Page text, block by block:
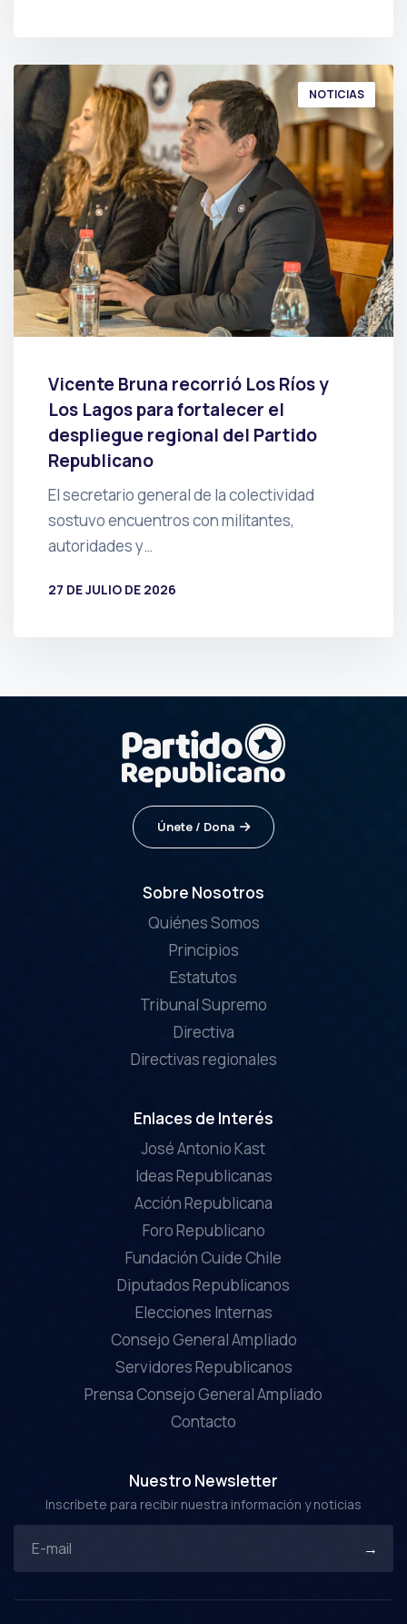
NOTICIAS
Vicente Bruna recorrió Los Ríos y
Los Lagos para fortalecer el
despliegue regional del Partido
Republicano
El secretario general de la colectividad
sostuvo encuentros con militantes,
autoridades y…
27 DE JULIO DE 2026
Únete / Dona
Sobre Nosotros
Quiénes Somos
Principios
Estatutos
Tribunal Supremo
Directiva
Directivas regionales
Enlaces de Interés
José Antonio Kast
Ideas Republicanas
Acción Republicana
Foro Republicano
Fundación Cuide Chile
Diputados Republicanos
Elecciones Internas
Consejo General Ampliado
Servidores Republicanos
Prensa Consejo General Ampliado
Contacto
Nuestro Newsletter
Inscríbete para recibir nuestra información y noticias